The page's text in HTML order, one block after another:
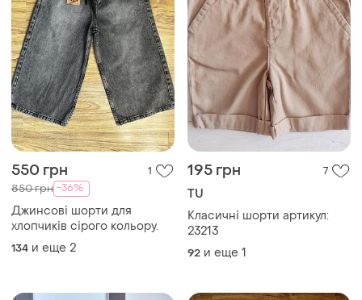
550 грн 1
850 грн -36%
Джинсові шорти для
хлопчиків сірого кольору.
134 и еще 2
195 грн 7
TU
Класичні шорти артикул:
23213
92 и еще 1